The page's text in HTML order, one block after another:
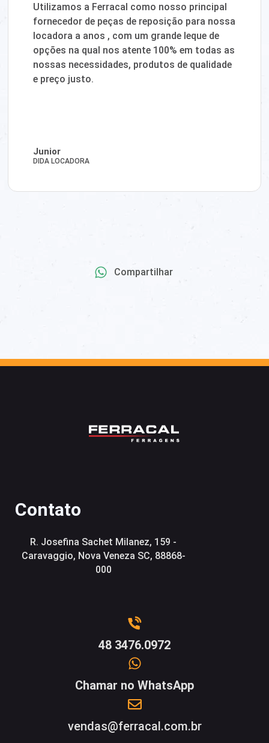
Utilizamos a Ferracal como nosso principal
fornecedor de peças de reposição para nossa
locadora a anos , com um grande leque de
opções na qual nos atente 100% em todas as
nossas necessidades, produtos de qualidade
e preço justo.
Junior
DIDA LOCADORA
Compartilhar
Contato
R. Josefina Sachet Milanez, 159 -
Caravaggio, Nova Veneza SC, 88868-
000
48 3476.0972
Chamar no WhatsApp
vendas@ferracal.com.br